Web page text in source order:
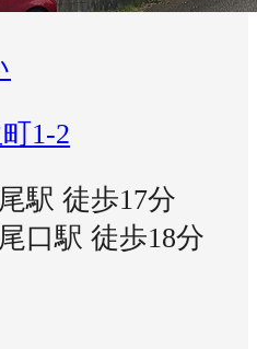
1-2
駅 徒歩17分
口駅 徒歩18分